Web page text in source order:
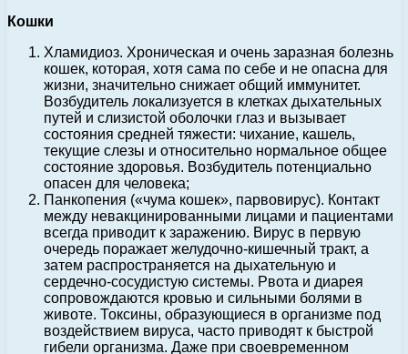
Кошки
Хламидиоз. Хроническая и очень заразная болезнь
кошек, которая, хотя сама по себе и не опасна для
жизни, значительно снижает общий иммунитет.
Возбудитель локализуется в клетках дыхательных
путей и слизистой оболочки глаз и вызывает
состояния средней тяжести: чихание, кашель,
текущие слезы и относительно нормальное общее
состояние здоровья. Возбудитель потенциально
опасен для человека;
Панкопения («чума кошек», парвовирус). Контакт
между невакцинированными лицами и пациентами
всегда приводит к заражению. Вирус в первую
очередь поражает желудочно-кишечный тракт, а
затем распространяется на дыхательную и
сердечно-сосудистую системы. Рвота и диарея
сопровождаются кровью и сильными болями в
животе. Токсины, образующиеся в организме под
воздействием вируса, часто приводят к быстрой
гибели организма. Даже при своевременном